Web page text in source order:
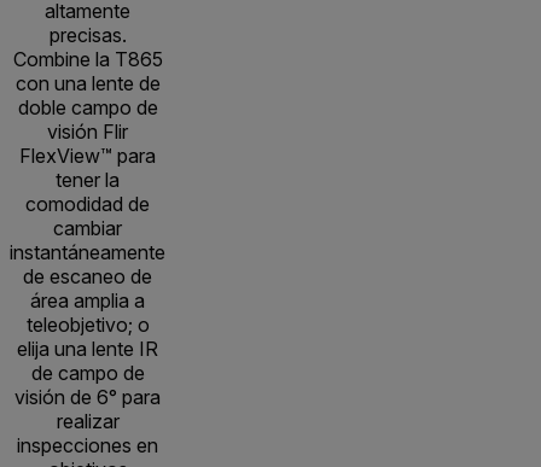
altamente
precisas.
Combine la T865
con una lente de
doble campo de
visión Flir
FlexView™ para
tener la
comodidad de
cambiar
instantáneamente
de escaneo de
área amplia a
teleobjetivo; o
elija una lente IR
de campo de
visión de 6° para
realizar
inspecciones en